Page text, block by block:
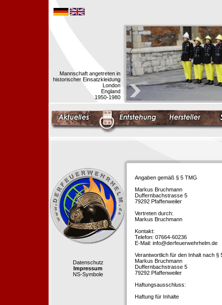
Mannschaft angetreten in
historischer Einsatzkleidung
London
England
1950-1980
Datenschutz
Impressum
NS-Symbole
Angaben gemäß § 5 TMG
Markus Bruchmann
Duffernbachstrasse 5
79292 Pfaffenweiler
Vertreten durch:
Markus Bruchmann
Kontakt:
Telefon: 07664-60236
E-Mail: info@derfeuerwehrhelm.de
Verantwortlich für den Inhalt nach §
Markus Bruchmann
Duffernbachstrasse 5
79292 Pfaffenweiler
Haftungsausschluss:
Haftung für Inhalte